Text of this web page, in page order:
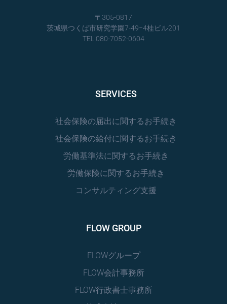
〒305-0817
茨城県つくば市研究学園7-49−4桂ビル201
TEL 080-7052-0604
SERVICES
社会保険の届出に関するお手続き
社会保険の給付に関するお手続き
労働基準法に関するお手続き
労働保険に関するお手続き
コンサルティング支援
FLOW GROUP
FLOWグループ
FLOW会計事務所
FLOW行政書士事務所